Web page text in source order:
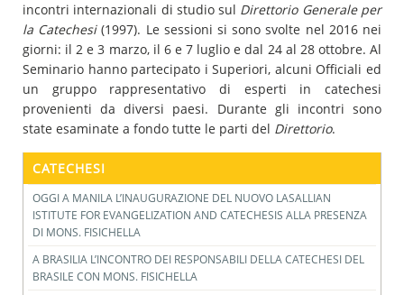
incontri internazionali di studio sul Direttorio Generale per
la Catechesi(1997). Le sessioni si sono svolte nel 2016 nei
giorni: il 2 e 3 marzo, il 6 e 7 luglio e dal 24 al 28 ottobre. Al
Seminario hanno partecipato i Superiori, alcuni Officiali ed
un gruppo rappresentativo di esperti in catechesi
provenienti da diversi paesi. Durante gli incontri sono
state esaminate a fondo tutte le parti del Direttorio.
CATECHESI
OGGI A MANILA L’INAUGURAZIONE DEL NUOVO LASALLIAN
ISTITUTE FOR EVANGELIZATION AND CATECHESIS ALLA PRESENZA
DI MONS. FISICHELLA
A BRASILIA L’INCONTRO DEI RESPONSABILI DELLA CATECHESI DEL
BRASILE CON MONS. FISICHELLA